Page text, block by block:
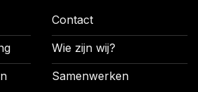
Contact
Wie zijn wij?
Samenwerken